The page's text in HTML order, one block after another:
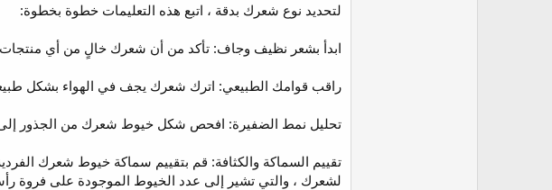
لتحديد نوع شعرك بدقة ، اتبع هذه التعليمات خطوة بخطوة:
ابدأ بشعر نظيف وجاف: تأكد من أن شعرك خالٍ من أي
راقب قوامك الطبيعي: اترك شعرك يجف في الهواء بشكل
تحليل نمط الضفيرة: افحص شكل خيوط شعرك من الجذور إلى
تقييم السماكة والكثافة: قم بتقييم سماكة خيوط شعرك
لشعرك ، والتي تشير إلى عدد الخيوط الموجودة على فروة